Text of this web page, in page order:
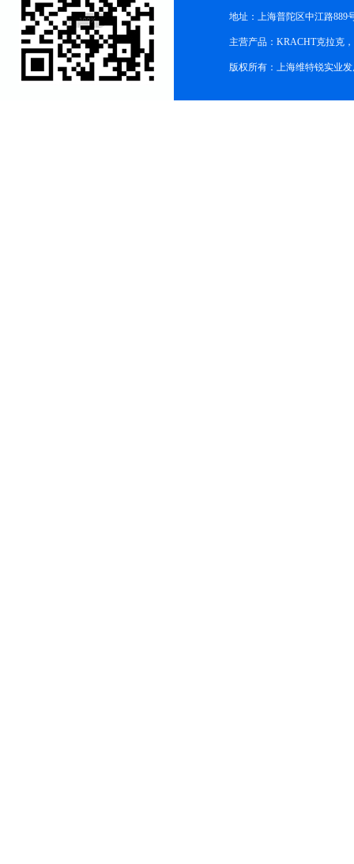
地址：上海普陀区中江路889
主营产品：KRACHT克拉克
版权所有：上海维特锐实业